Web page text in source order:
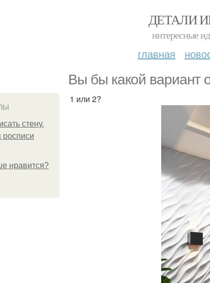
ДЕТАЛИ
интересные
главная
Вы бы какой вариант
стену.
росписи
нравится?
1 или 2?